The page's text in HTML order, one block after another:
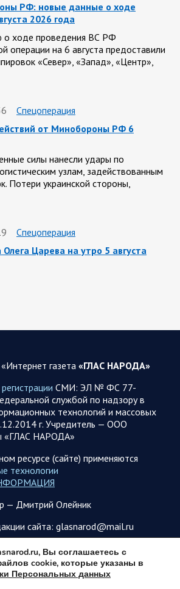
РФ: новые данные о ходе
2026 года
ходе проведения ВС РФ
операции на 6 августа предоставили
«Север», «Запад», «Центр»,
Спецоперация
от Минобороны РФ 6
силы нанесли удары по
узлам, задействованным
Потери украинской стороны,
Спецоперация
Царева на утро 5 августа
продолжают убивать мирное
районов. Данные на 6 августа
армия трусов и убийц, будучи не в
на поле боя, атаковала
Белгородской…
Спецоперация
2026 года от Двух майоров
перекрыто движение по
изменена работы общественного
записям с кналов противника, его…
Курская область
приграничье на утро 6 августа
газета «ГЛАС НАРОДА»
СМИ: ЭЛ № ФС 77-
службой по надзору в
технологий и массовых
г. Учредитель — ООО
«ГЛАС НАРОДА»
ресурсе (сайте) применяются
технологии
— Дмитрий Олейник
сайта: glasnarod@mail.ru
Вы соглашаетесь с
cookie, которые указаны в
Персональных данных